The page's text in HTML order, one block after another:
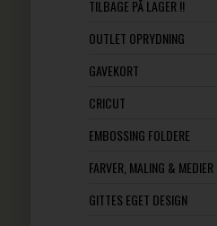
TILBAGE PÅ LAGER !!
OUTLET OPRYDNING
GAVEKORT
CRICUT
EMBOSSING FOLDERE
FARVER, MALING & MEDIER
GITTES EGET DESIGN